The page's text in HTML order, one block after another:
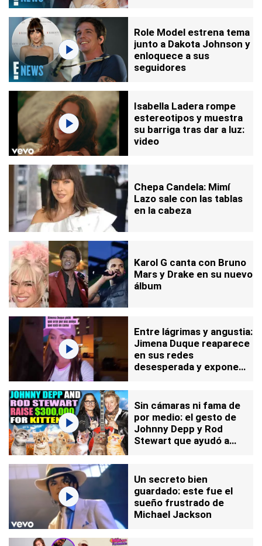
Role Model estrena tema
junto a Dakota Johnson y
enloquece a sus
seguidores
Isabella Ladera rompe
estereotipos y muestra
su barriga tras dar a luz:
video
Chepa Candela: Mimí
Lazo sale con las tablas
en la cabeza
Karol G canta con Bruno
Mars y Drake en su nuevo
álbum
Entre lágrimas y angustia:
Jimena Duque reaparece
en sus redes
desesperada y expone
Sin cámaras ni fama de
por medio: el gesto de
Johnny Depp y Rod
Stewart que ayudó a
Un secreto bien
guardado: este fue el
sueño frustrado de
Michael Jackson